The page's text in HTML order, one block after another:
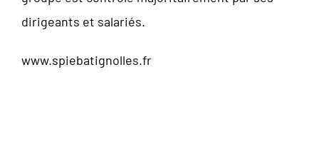
dirigeants et salariés.
www.spiebatignolles.fr